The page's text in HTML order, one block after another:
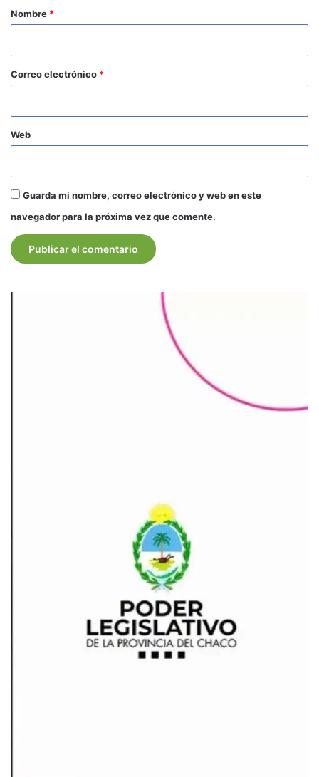
r
o
*
Nombre *
Correo electrónico *
Web
Guarda mi nombre, correo electrónico y web en este
navegador para la próxima vez que comente.